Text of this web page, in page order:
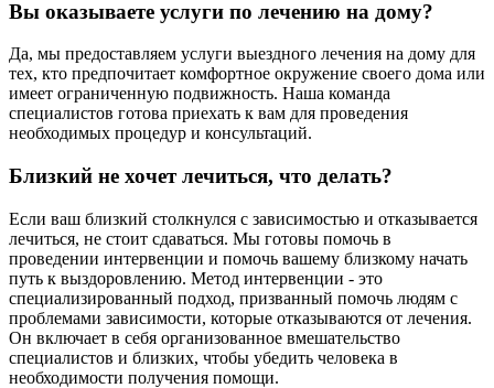
Вы оказываете услуги по лечению на дому?
Да, мы предоставляем услуги выездного лечения на дому для
тех, кто предпочитает комфортное окружение своего дома или
имеет ограниченную подвижность. Наша команда
специалистов готова приехать к вам для проведения
необходимых процедур и консультаций.
Близкий не хочет лечиться, что делать?
Если ваш близкий столкнулся с зависимостью и отказывается
лечиться, не стоит сдаваться. Мы готовы помочь в
проведении интервенции и помочь вашему близкому начать
путь к выздоровлению. Метод интервенции - это
специализированный подход, призванный помочь людям с
проблемами зависимости, которые отказываются от лечения.
Он включает в себя организованное вмешательство
специалистов и близких, чтобы убедить человека в
необходимости получения помощи.